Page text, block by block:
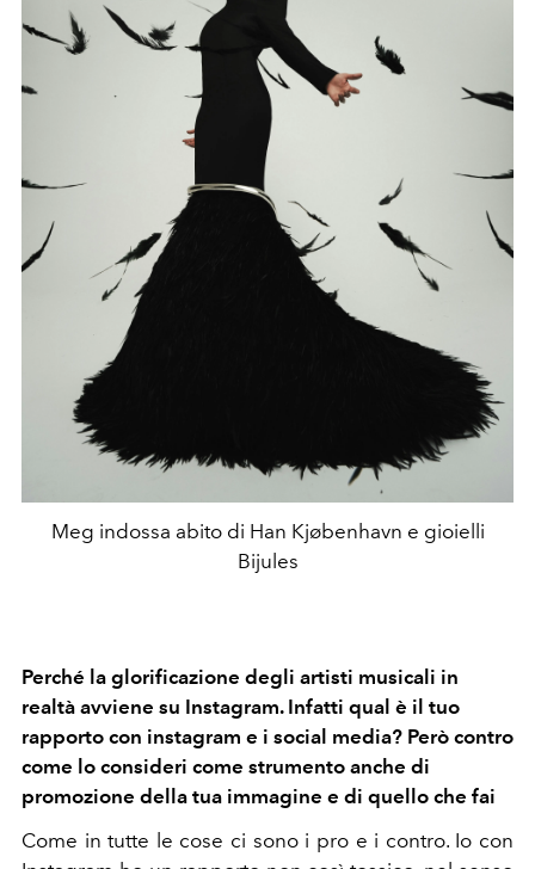
Meg indossa abito di Han Kjøbenhavn e gioielli
Bijules
Perché la glorificazione degli artisti musicali in
realtà avviene su Instagram. Infatti qual è il tuo
rapporto con instagram e i social media? Però contro
come lo consideri come strumento anche di
promozione della tua immagine e di quello che fai
Come in tutte le cose ci sono i pro e i contro. Io con